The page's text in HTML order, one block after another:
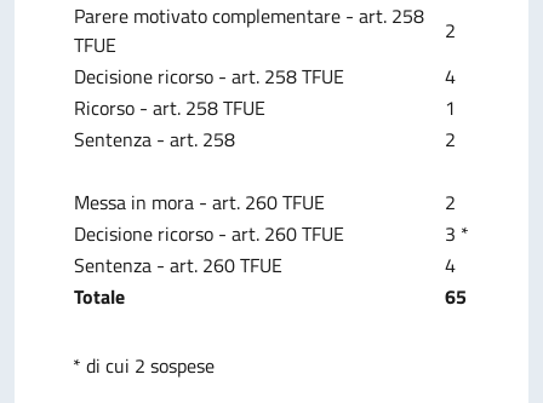
Parere motivato complementare - art. 258
TFUE
2
Decisione ricorso - art. 258 TFUE
4
Ricorso - art. 258 TFUE
1
Sentenza - art. 258
2
Messa in mora - art. 260 TFUE
2
Decisione ricorso - art. 260 TFUE
3 *
Sentenza - art. 260 TFUE
4
Totale
65
* di cui 2 sospese